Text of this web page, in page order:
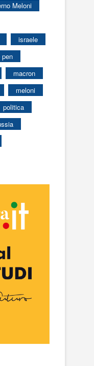
Meloni
israele
pen
macron
meloni
politica